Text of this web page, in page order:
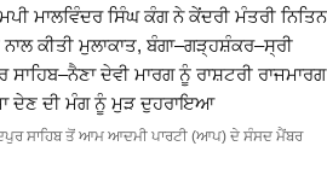
ਮਾਲਵਿੰਦਰ ਸਿੰਘ ਕੰਗ ਨੇ ਕੇਂਦਰੀ ਮੰਤਰੀ ਨਿਤਿਨ
ਕੀਤੀ ਮੁਲਾਕਾਤ, ਬੰਗਾ–ਗੜ੍ਹਸ਼ੰਕਰ–ਸ੍ਰੀ
ਦੇਵੀ ਮਾਰਗ ਨੂੰ ਰਾਸ਼ਟਰੀ ਰਾਜਮਾਰਗ
ਦੇਣ ਦੀ ਮੰਗ ਨੂੰ ਮੁੜ ਦੁਹਰਾਇਆ
ਸਾਹਿਬ ਤੋਂ ਆਮ ਆਦਮੀ ਪਾਰਟੀ (ਆਪ) ਦੇ ਸੰਸਦ ਮੈਂਬਰ